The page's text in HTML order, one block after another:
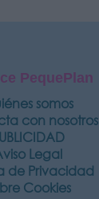
PequePlan
somos
con nosotros
Legal
de Privacidad
Cookies